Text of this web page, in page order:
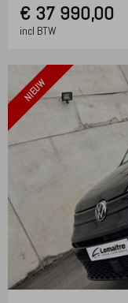
€ 37 990,00
incl BTW
NIEUW